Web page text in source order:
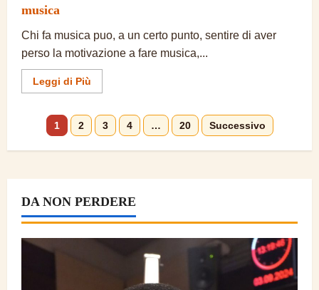
musica
Chi fa musica puo, a un certo punto, sentire di aver
perso la motivazione a fare musica,...
Leggi di Più
informazioni
fare
quando
perde
musica
Paginazione
degli
1 2 3 4 … 20 Successivo
DA NON PERDERE